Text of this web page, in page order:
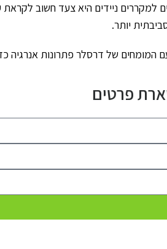
למקררים ניידים היא צעד חשוב
יותר.
המומחים של דרסלר פתרונות אנרגיה
פרטים